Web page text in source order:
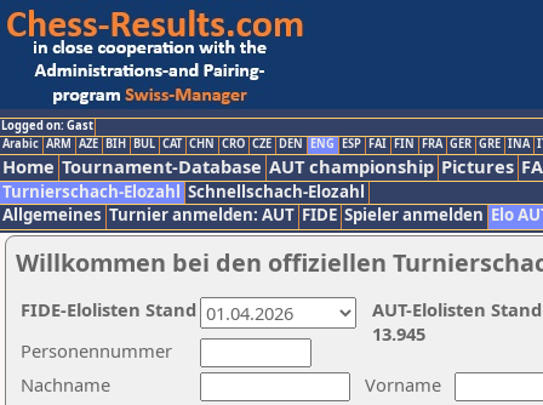
Logged on: Gast
Arabic ARM AZE BIH BUL CAT CHN CRO CZE DEN ENG ESP FAI FIN FRA GER GRE INA
Home Tournament-Database AUT championship Pictures
Turnierschach-Elozahl Schnellschach-Elozahl
Allgemeines Turnier anmelden: AUT FIDE Spieler anmelden Elo
Willkommen bei den offiziellen
Nachname
Vorname
Personennummer
AUT-Elolisten
13.945
FIDE-Elolisten Stand